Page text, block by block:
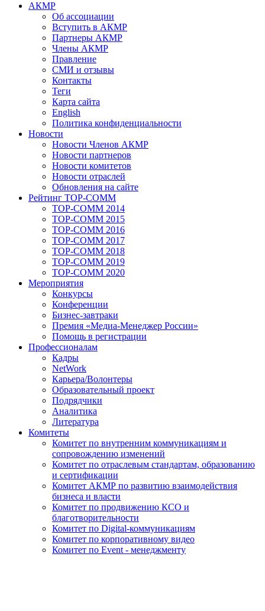
АКМР
Об ассоциации
Вступить в АКМР
Партнеры АКМР
Члены АКМР
Правление
СМИ и отзывы
Контакты
Теги
Карта сайта
English
Политика конфиденциальности
Новости
Новости Членов АКМР
Новости партнеров
Новости комитетов
Новости отраслей
Обновления на сайте
Рейтинг TOP-COMM
TOP-COMM 2014
TOP-COMM 2015
TOP-COMM 2016
TOP-COMM 2017
TOP-COMM 2018
TOP-COMM 2019
TOP-COMM 2020
Мероприятия
Конкурсы
Конференции
Бизнес-завтраки
Премия «Медиа-Менеджер России»
Помощь в регистрации
Профессионалам
Кадры
NetWork
Карьера/Волонтеры
Образовательный проект
Подрядчики
Аналитика
Литература
Комитеты
Комитет по внутренним коммуникациям и
сопровождению изменений
Комитет по отраслевым стандартам, образованию
и сертификации
Комитет АКМР по развитию взаимодействия
бизнеса и власти
Комитет по продвижению КСО и
благотворительности
Комитет по Digital-коммуникациям
Комитет по корпоративному видео
Комитет по Event - менеджменту